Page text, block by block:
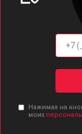
Нажимая на
моих